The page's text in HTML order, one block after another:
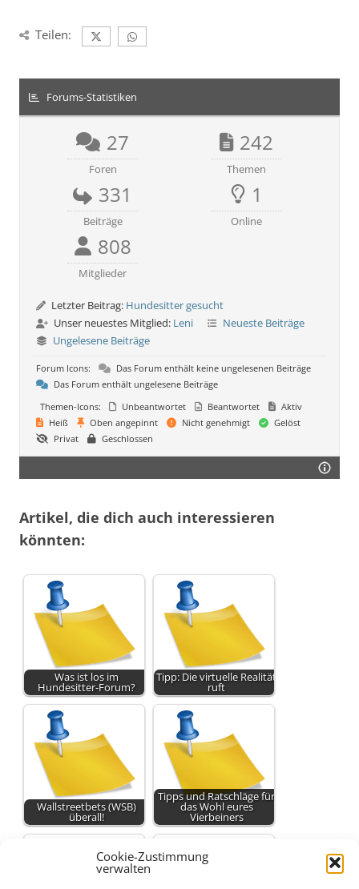
Cookie-Zustimmung
verwalten
Teilen:
Forums-Statistiken
27
Foren
242
Themen
331
Beiträge
1
Online
808
Mitglieder
Letzter Beitrag: Hundesitter gesucht
Unser neuestes Mitglied: Leni
Neueste Beiträge
Ungelesene Beiträge
Forum Icons:
Das Forum enthält keine ungelesenen Beiträge
Das Forum enthält ungelesene Beiträge
Themen-Icons:
Unbeantwortet Beantwortet
Aktiv
Heiß
Oben angepinnt Nicht genehmigt
Gelöst
Privat
Geschlossen
Artikel, die dich auch interessieren
könnten:
Was ist los im
Hundesitter-Forum?
Tipp: Die virtuelle Realität
ruft
Wallstreetbets (WSB)
überall!
Tipps und Ratschläge für
das Wohl eures
Vierbeiners